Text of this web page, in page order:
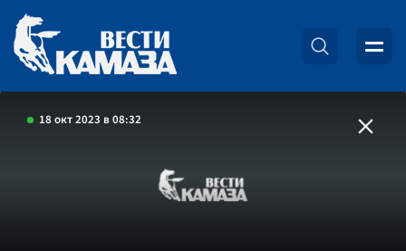
18 окт 2023 в 08:32